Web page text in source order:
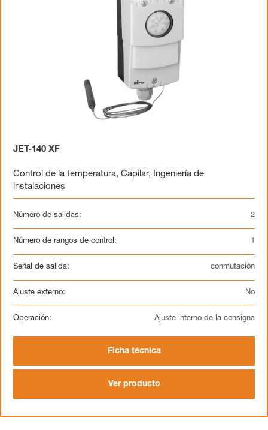
JET-140 XF
Control de la temperatura, Capilar, Ingeniería de
instalaciones
Número de salidas: 2
Número de rangos de control: 1
Señal de salida: conmutación
Ajuste externo: No
Operación: Ajuste interno de la consigna
Ficha técnica
Ver producto